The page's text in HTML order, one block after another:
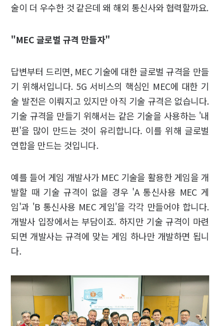
술이 더 우수한 것 같은데 왜 해외 통신사와 협력할까요.
"MEC 글로벌 규격 만들자"
답변부터 드리면, MEC 기술에 대한 글로벌 규격을 만들
기 위해서입니다. 5G 서비스의 핵심인 MEC에 대한 기
술 발전은 이뤄지고 있지만 아직 기술 규격은 없습니다.
기술 규격을 만들기 위해서는 같은 기술을 사용하는 '내
편'을 많이 만드는 것이 유리합니다. 이를 위해 글로벌
연합을 만드는 것입니다.
예를 들어 게임 개발사가 MEC 기술을 활용한 게임을 개
발할 때 기술 규격이 없을 경우 'A 통신사용 MEC 게
임'과 'B 통신사용 MEC 게임'을 각각 만들어야 합니다.
개발사 입장에서는 부담이죠. 하지만 기술 규격이 마련
되면 개발사는 규격에 맞는 게임 하나만 개발하면 됩니
다.